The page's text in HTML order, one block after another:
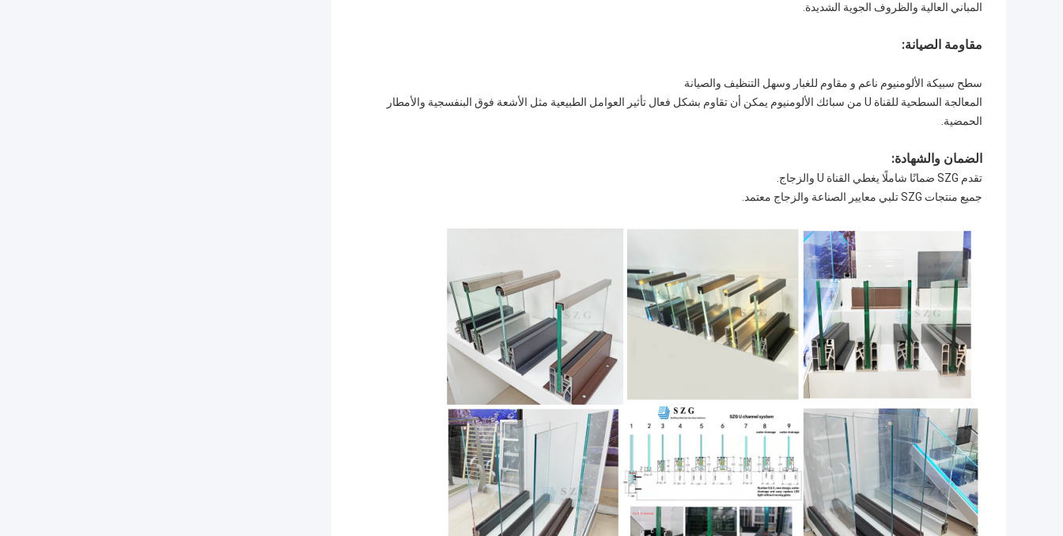
المباني العالية والظروف الجوية الشديدة.
مقاومة الصيانة:
سطح سبيكة الألومنيوم ناعم و مقاوم للغبار وسهل التنظيف والصيانة
المعالجة السطحية للقناة U من سبائك الألومنيوم يمكن أن تقاوم بشكل فعال تأثير العوامل الطبيعية مثل الأشعة فوق البنفسجية والأمطار
الحمضية.
الضمان والشهادة:
تقدم SZG ضمانًا شاملًا يغطي القناة U والزجاج.
جميع منتجات SZG تلبي معايير الصناعة والزجاج معتمد.